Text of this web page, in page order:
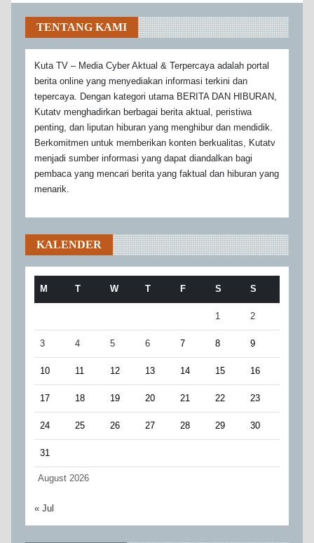
TENTANG KAMI
Kuta TV – Media Cyber Aktual & Terpercaya adalah portal
berita online yang menyediakan informasi terkini dan
tepercaya. Dengan kategori utama BERITA DAN HIBURAN,
Kutatv menghadirkan berbagai berita aktual, peristiwa
penting, dan liputan hiburan yang menghibur dan mendidik.
Berkomitmen untuk memberikan konten berkualitas, Kutatv
menjadi sumber informasi yang dapat diandalkan bagi
pembaca yang mencari berita yang faktual dan hiburan yang
menarik.
KALENDER
August 2026
M T W T F S S
1 2
3 4 5 6 7 8 9
10 11 12 13 14 15 16
17 18 19 20 21 22 23
24 25 26 27 28 29 30
31
« Jul